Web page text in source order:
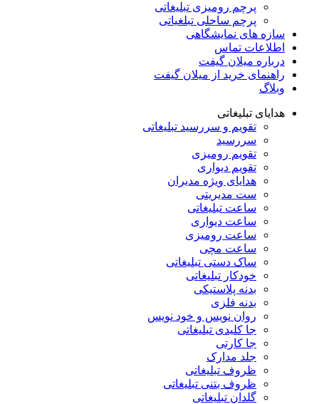
پرچم رومیزی تبلیغاتی
پرچم ساحلی تبلغیاتی
سازه های نمایشگاهی
اطلاعات تماس
درباره میلان گیفت
راهنمای خرید از میلان گیفت
وبلاگ
هدایای تبلیغاتی
تقویم و سررسید تبلیغاتی
سررسید
تقویم رومیزی
تقویم دیواری
هدایای ویژه مدیران
ست مدیریتی
ساعت تبلیغاتی
ساعت دیواری
ساعت رومیزی
ساعت مچی
ساک دستی تبلیغاتی
خودکار تبلیغاتی
بدنه پلاستیکی
بدنه فلزی
روان نویس و خود نویس
جا کلیدی تبلیغاتی
جا کارتی
جلد مدارک
ظروف تبلیغاتی
ظروف بتنی تبلیغاتی
گلدان تبلیغاتی